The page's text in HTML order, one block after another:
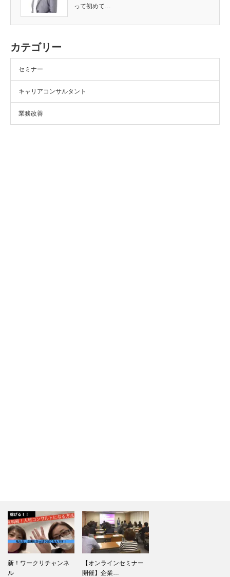
って初めて…
カテゴリー
セミナー
キャリアコンサルタント
業務改善
新！ワークリチャンネ
ル
【オンラインセミナー
開催】企業…